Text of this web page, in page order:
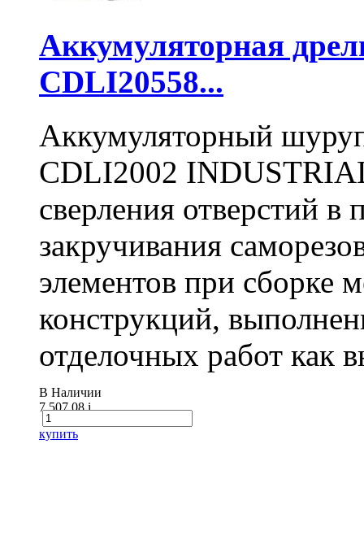
Аккумуляторная
CDLI20558...
Аккумуляторный
CDLI2002
сверления отверстий в
закручивания
элементов при сборке
конструкций,
отделочных работ как
В Наличии
7 507.08i
купить